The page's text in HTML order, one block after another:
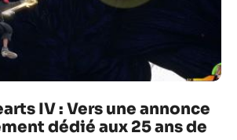
IV : Vers une annonce
dédié aux 25 ans de